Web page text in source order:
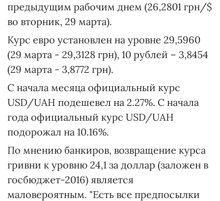
предыдущим рабочим днем (26,2801 грн/$
во вторник, 29 марта).
Курс евро установлен на уровне 29,5960
(29 марта - 29,3128 грн), 10 рублей – 3,8454
(29 марта - 3,8772 грн).
С начала месяца официальный курс
USD/UAH подешевел на 2.27%. С начала
года официальный курс USD/UAH
подорожал на 10.16%.
По мнению банкиров, возвращение курса
гривни к уровню 24,1 за доллар (заложен в
госбюджет-2016) является
маловероятным. "Есть все предпосылки